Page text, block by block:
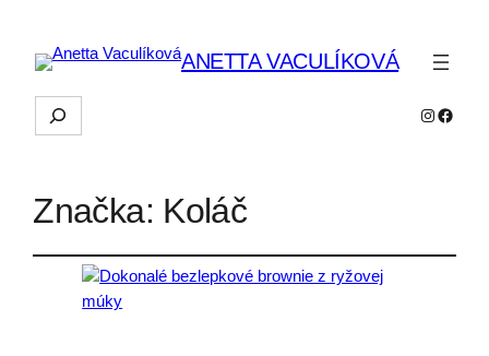
ANETTA VACULÍKOVÁ
Hľadať
Značka: Koláč